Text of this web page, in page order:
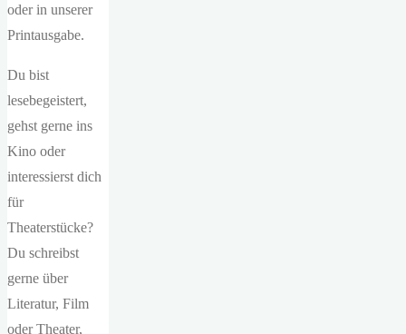
oder in unserer
Printausgabe.
Du bist
lesebegeistert,
gehst gerne ins
Kino oder
interessierst dich
für
Theaterstücke?
Du schreibst
gerne über
Literatur, Film
oder Theater,